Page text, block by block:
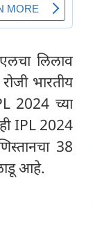
लिलाव
भारतीय
2024 च्या
IPL 2024
38
आहे.